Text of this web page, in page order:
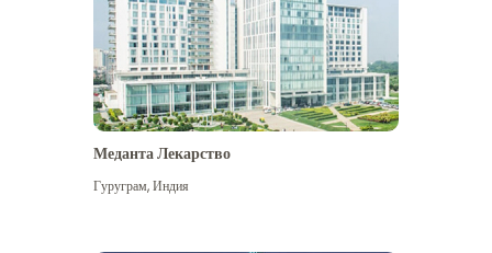
Меданта Лекарство
Гуруграм,Индия